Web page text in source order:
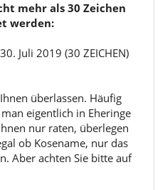
mehr als 30 Zeichen
werden:
Juli 2019 (30 ZEICHEN)
überlassen. Häufig
eigentlich in Eheringe
nur raten, überlegen
ob Kosename, nur das
Aber achten Sie bitte auf